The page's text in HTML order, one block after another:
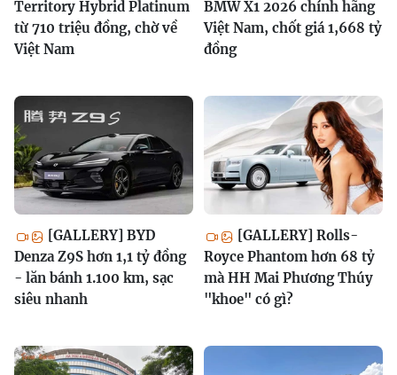
Territory Hybrid Platinum
từ 710 triệu đồng, chờ về
Việt Nam
BMW X1 2026 chính hãng
Việt Nam, chốt giá 1,668 tỷ
đồng
[GALLERY] BYD
Denza Z9S hơn 1,1 tỷ đồng
- lăn bánh 1.100 km, sạc
siêu nhanh
[GALLERY] Rolls-
Royce Phantom hơn 68 tỷ
mà HH Mai Phương Thúy
"khoe" có gì?